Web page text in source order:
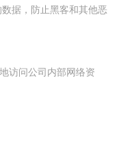
据，防止黑客和其他恶
访问公司内部网络资